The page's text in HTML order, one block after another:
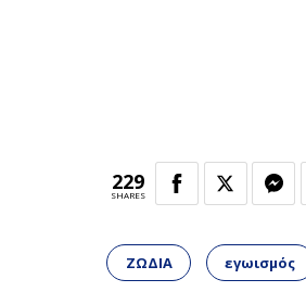
229
SHARES
ΖΩΔΙΑ εγωισμός